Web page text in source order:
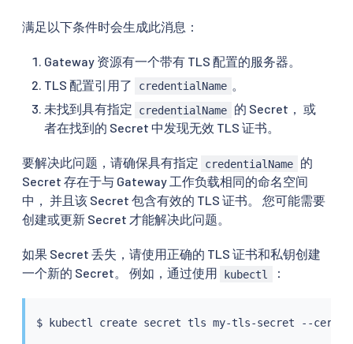
满足以下条件时会生成此消息：
Gateway 资源有一个带有 TLS 配置的服务器。
TLS 配置引用了
credentialName 。
未找到具有指定
credentialName
的 Secret， 或
者在找到的 Secret 中发现无效 TLS 证书。
要解决此问题，请确保具有指定 credentialName
的
Secret 存在于与 Gateway 工作负载相同的命名空间
中， 并且该 Secret 包含有效的 TLS 证书。 您可能需要
创建或更新 Secret 才能解决此问题。
如果 Secret 丢失，请使用正确的 TLS 证书和私钥创建
一个新的 Secret。 例如，通过使用
kubectl ：
$ kubectl create secret tls my-tls-secret --cert